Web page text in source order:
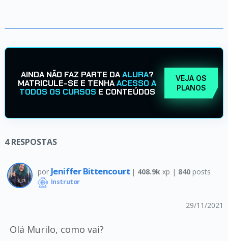
AINDA NÃO FAZ PARTE DAALURA?
MATRICULE-SE E TENHAACESSO A
TODOS OS CURSOS E CONTEÚDOS
VEJA OS
PLANOS
4RESPOSTAS
por Jeniffer Bittencourt | 408.9k xp | 840 posts
Instrutor
29/11/2021
Olá Murilo, como vai?